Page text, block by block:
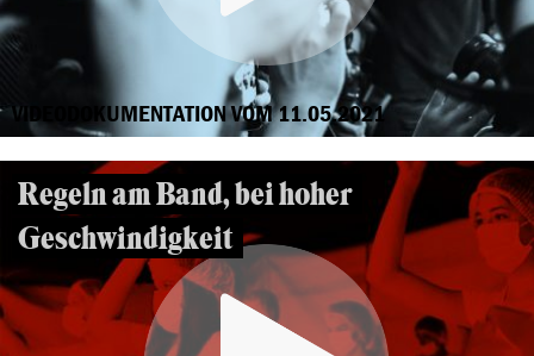
VIDEODOKUMENTATION VOM 11.05.2021
Regeln am Band, bei hoher
Geschwindigkeit